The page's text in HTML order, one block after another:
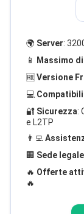
🌍 Server:
📱
Massimo
🆓Versione
💻
🔐 Sicurezza:
e L2TP
👨‍💻
🏢 Sede legale
🔥 Offerte
🔥